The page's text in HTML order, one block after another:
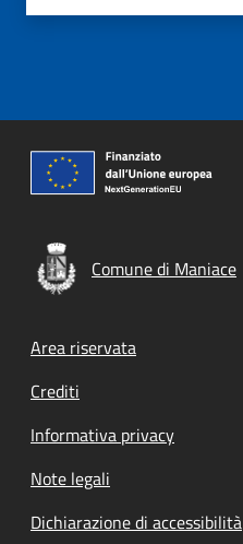
Comune di Maniace
Footer menu
Area riservata
Crediti
Informativa privacy
Note legali
Dichiarazione di accessibilità